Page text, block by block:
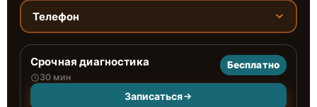
Телефон
Срочная диагностика
30 мин
Бесплатно
Записаться